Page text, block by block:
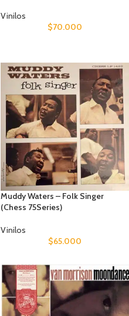
Vinilos
$70.000
Muddy Waters – Folk Singer
(Chess 75Series)
Vinilos
$65.000